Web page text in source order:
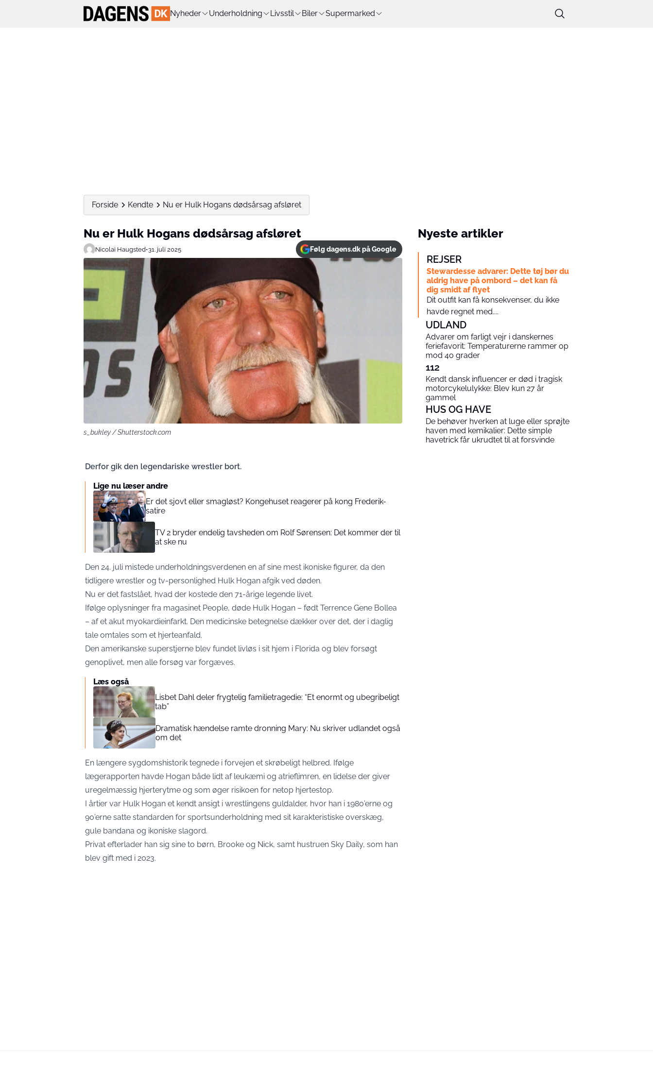
Nyheder Underholdning Livsstil Biler Supermarked
Forside Kendte Nu er Hulk Hogans dødsårsag afsløret
Nu er Hulk Hogans dødsårsag afsløret
Nicolai Haugsted•31. juli 2025 Følg dagens.dk på Google
s_bukley / Shutterstock.com
Derfor gik den legendariske wrestler bort.
Lige nu læser andre
Er det sjovt eller smagløst? Kongehuset reagerer på kong Frederik-
satire
TV 2 bryder endelig tavsheden om Rolf Sørensen: Det kommer der til
at ske nu
Den 24. juli mistede underholdningsverdenen en af sine mest ikoniske figurer, da den
tidligere wrestler og tv-personlighed Hulk Hogan afgik ved døden.
Nu er det fastslået, hvad der kostede den 71-årige legende livet.
Ifølge oplysninger fra magasinet People, døde Hulk Hogan – født Terrence Gene Bollea
– af et akut myokardieinfarkt. Den medicinske betegnelse dækker over det, der i daglig
tale omtales som et hjerteanfald.
Den amerikanske superstjerne blev fundet livløs i sit hjem i Florida og blev forsøgt
genoplivet, men alle forsøg var forgæves.
Læs også
Lisbet Dahl deler frygtelig familietragedie: “Et enormt og ubegribeligt
tab”
Dramatisk hændelse ramte dronning Mary: Nu skriver udlandet også
om det
En længere sygdomshistorik tegnede i forvejen et skrøbeligt helbred. Ifølge
lægerapporten havde Hogan både lidt af leukæmi og atrieflimren, en lidelse der giver
uregelmæssig hjerterytme og som øger risikoen for netop hjertestop.
I årtier var Hulk Hogan et kendt ansigt i wrestlingens guldalder, hvor han i 1980’erne og
90’erne satte standarden for sportsunderholdning med sit karakteristiske overskæg,
gule bandana og ikoniske slagord.
Privat efterlader han sig sine to børn, Brooke og Nick, samt hustruen Sky Daily, som han
blev gift med i 2023.
Nyeste artikler
REJSER
Stewardesse advarer: Dette tøj bør du
aldrig have på ombord – det kan få
dig smidt af flyet
Dit outfit kan få konsekvenser, du ikke
havde regnet med....
UDLAND
Advarer om farligt vejr i danskernes
feriefavorit: Temperaturerne rammer op
mod 40 grader
112
Kendt dansk influencer er død i tragisk
motorcykelulykke: Blev kun 27 år
gammel
HUS OG HAVE
De behøver hverken at luge eller sprøjte
haven med kemikalier: Dette simple
havetrick får ukrudtet til at forsvinde